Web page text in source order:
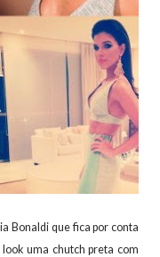
Bonaldi que fica por conta
uma chutch preta com